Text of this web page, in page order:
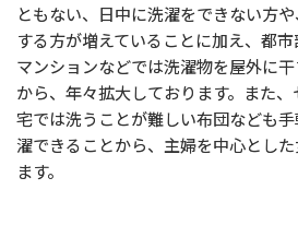
ともない、日中に洗濯をできない方
する方が増えていることに加え、都
マンションなどでは洗濯物を屋外に
から、年々拡大しております。また
宅では洗うことが難しい布団なども
濯できることから、主婦を中心とし
ます。